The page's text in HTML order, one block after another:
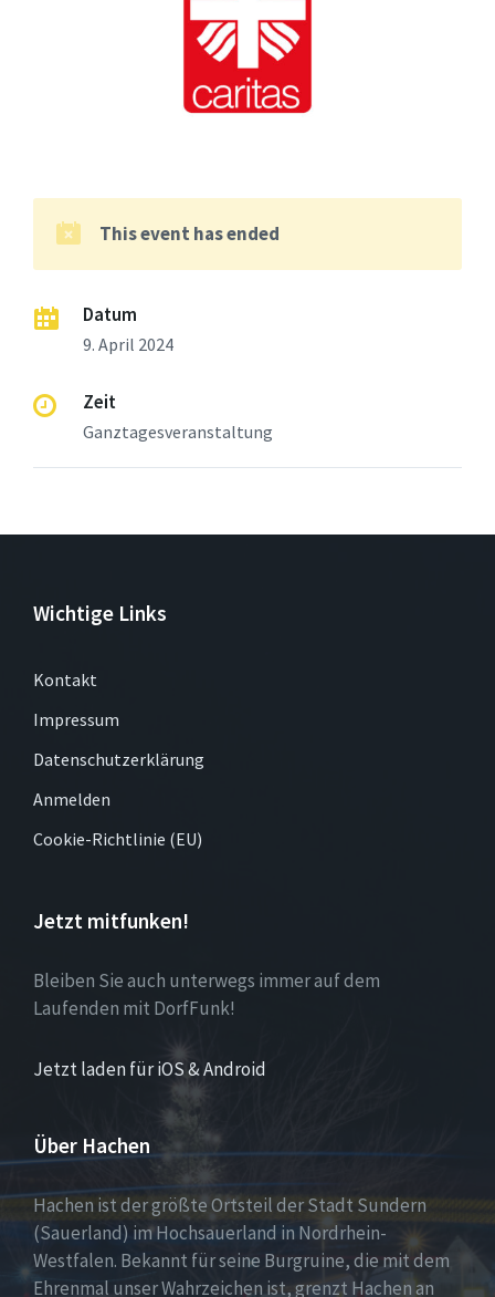
This event has ended
Datum
9. April 2024
Zeit
Ganztagesveranstaltung
Wichtige Links
Kontakt
Impressum
Datenschutzerklärung
Anmelden
Cookie-Richtlinie (EU)
Jetzt mitfunken!
Bleiben Sie auch unterwegs immer auf dem
Laufenden mit DorfFunk!
Jetzt laden für iOS & Android
Über Hachen
Hachen ist der größte Ortsteil der Stadt Sundern
(Sauerland) im Hochsauerland in Nordrhein-
Westfalen. Bekannt für seine Burgruine, die mit dem
Ehrenmal unser Wahrzeichen ist, grenzt Hachen an